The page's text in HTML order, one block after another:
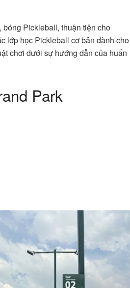
Pickleball, thuận tiện cho
lớp học Pickleball cơ bản dành cho
chơi dưới sự hướng dẫn của huấn
Park